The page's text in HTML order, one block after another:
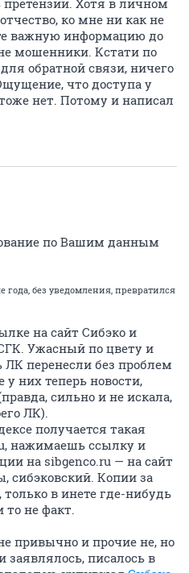
претензии. Хотя в личном
ко мне ни как не
важную информацию до
мошенники. Кстати по
обратной связи, ничего
что доступа у
нет. Потому и написал
по Вашим данным
без уведомления, превратился
на сайт Сибэко и
Ужасный по цвету и
ЛК перенесли без проблем
у них теперь новости,
сильно и не искала,
ЛК).
получается такая
нажимаешь ссылку и
на sibgеnсо.ru — на сайт
сибэковский. Копии за
в инете где-нибудь
не факт.
привычно и прочие не, но
заявлялось, писалось в